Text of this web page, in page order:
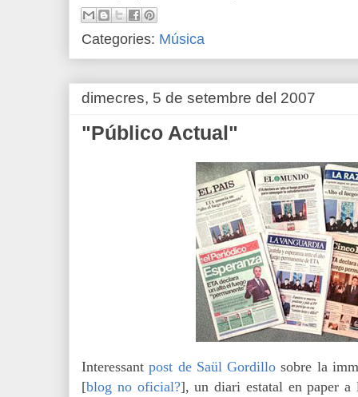
Categories: Música
dimecres, 5 de setembre del 2007
"Público Actual"
Interessantpost de Saül Gordillo sobre la
[blog no oficial?], un diari estatal en paper a